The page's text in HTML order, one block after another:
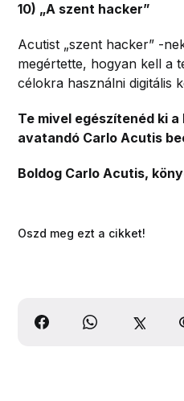
10) „A szent hacker”
Acutist „szent hacker” -
megértette, hogyan kell a
célokra használni digitális
Te mivel egészítenéd ki
avatandó Carlo Acutis
Boldog Carlo Acutis,
Oszd meg ezt a cikket!